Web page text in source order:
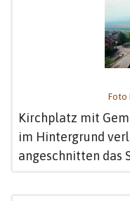
Foto
Kirchplatz mit
im Hintergrund
angeschnitten das